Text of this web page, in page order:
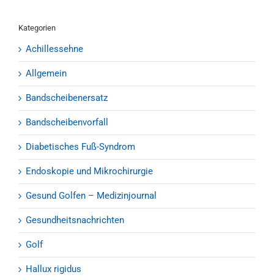
Kategorien
Achillessehne
Allgemein
Bandscheibenersatz
Bandscheibenvorfall
Diabetisches Fuß-Syndrom
Endoskopie und Mikrochirurgie
Gesund Golfen – Medizinjournal
Gesundheitsnachrichten
Golf
Hallux rigidus